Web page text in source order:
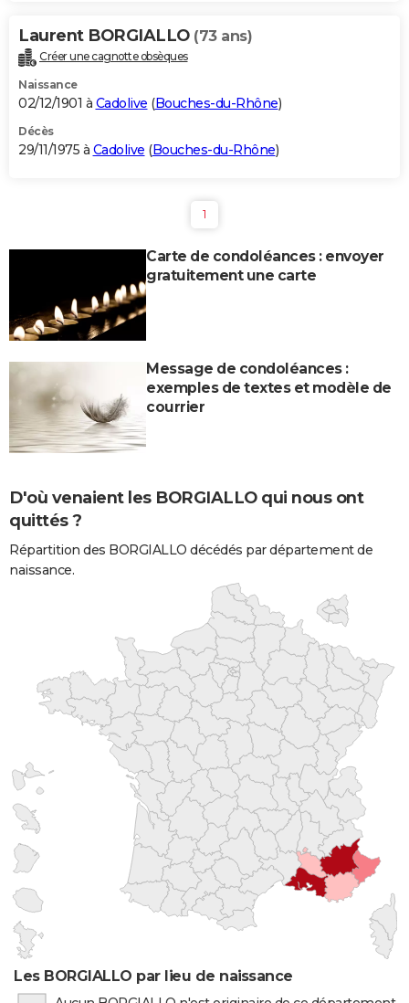
Laurent BORGIALLO (73 ans)
Créer une cagnotte obsèques
Naissance
02/12/1901 à Cadolive (Bouches-du-Rhône)
Décès
29/11/1975 à Cadolive (Bouches-du-Rhône)
1
Carte de condoléances : envoyer
gratuitement une carte
Message de condoléances :
exemples de textes et modèle de
courrier
D'où venaient les BORGIALLO qui nous ont
quittés ?
Répartition des BORGIALLO décédés par département de
naissance.
Les BORGIALLO par lieu de naissance